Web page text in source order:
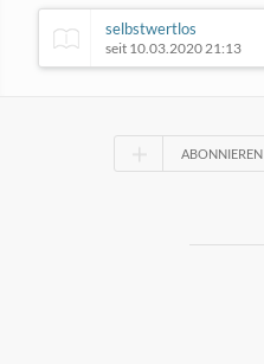
selbstwertlos
seit 10.03.2020 21:13
ABONNIEREN